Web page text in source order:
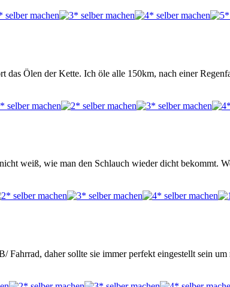
das Ölen der Kette. Ich öle alle 150km, nach einer
weiß, wie man den Schlauch wieder dicht bekommt.
daher sollte sie immer perfekt eingestellt sein